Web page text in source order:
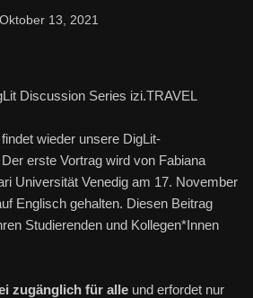
Oktober 13, 2021
wieder unsere DigLit-
erste Vortrag wird von Fabiana
Universität Venedig am 17. November
Englisch gehalten. Diesen Beitrag
Studierenden und Kollegen*Innen
zugänglich für alle und erfordet nur